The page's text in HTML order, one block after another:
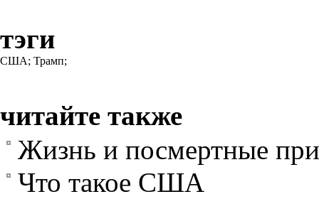
тэги
США; Трамп;
читайте также
Жизнь и посмертные
Что такое США